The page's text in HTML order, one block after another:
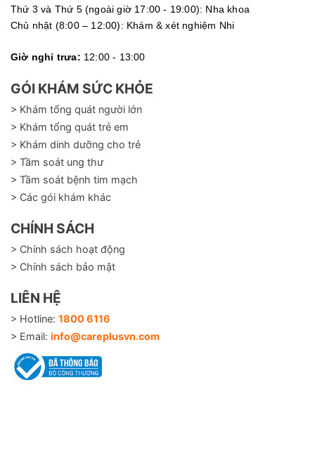
Thứ 3 và Thứ 5 (ngoài giờ 17:00 - 19:00): Nha khoa
Chủ nhật (8:00 – 12:00): Khám & xét nghiệm Nhi
Giờ nghỉ trưa: 12:00 - 13:00
GÓI KHÁM SỨC KHỎE
> Khám tổng quát người lớn
> Khám tổng quát trẻ em
> Khám dinh dưỡng cho trẻ
> Tầm soát ung thư
> Tầm soát bệnh tim mạch
> Các gói khám khác
CHÍNH SÁCH
> Chính sách hoạt động
> Chính sách bảo mật
LIÊN HỆ
> Hotline: 1800 6116
> Email: info@careplusvn.com